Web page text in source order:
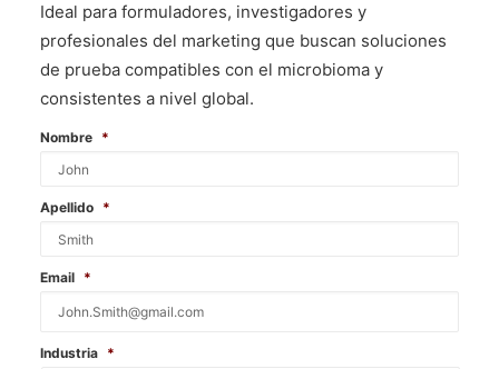
Ideal para formuladores, investigadores y
profesionales del marketing que buscan soluciones
de prueba compatibles con el microbioma y
consistentes a nivel global.
Nombre *
Apellido *
Email *
Industria *